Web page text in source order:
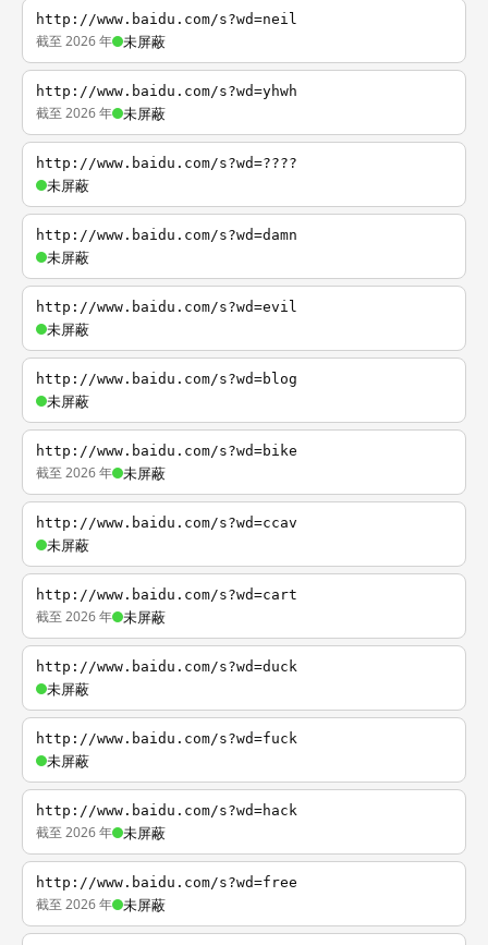
http://www.baidu.com/s?wd=neil
截至 2026 年 未屏蔽
http://www.baidu.com/s?wd=yhwh
截至 2026 年 未屏蔽
http://www.baidu.com/s?wd=????
未屏蔽
http://www.baidu.com/s?wd=damn
未屏蔽
http://www.baidu.com/s?wd=evil
未屏蔽
http://www.baidu.com/s?wd=blog
未屏蔽
http://www.baidu.com/s?wd=bike
截至 2026 年 未屏蔽
http://www.baidu.com/s?wd=ccav
未屏蔽
http://www.baidu.com/s?wd=cart
截至 2026 年 未屏蔽
http://www.baidu.com/s?wd=duck
未屏蔽
http://www.baidu.com/s?wd=fuck
未屏蔽
http://www.baidu.com/s?wd=hack
截至 2026 年 未屏蔽
http://www.baidu.com/s?wd=free
截至 2026 年 未屏蔽